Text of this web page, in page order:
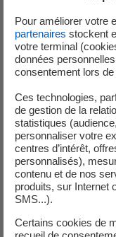
​​​​​​​Des
ci garantit
une très
ensuite de
permettant de tirer
Le
dalle active
du béton.
Pour améliorer votre
partenaires stockent
votre terminal
données
consentement lors
Ces technologies,
de gestion de la
statistiques
personnaliser votre
centres d’intérêt,
personnalisés),
contenu et de nos
produits, sur Internet
SMS...).
Certains cookies de